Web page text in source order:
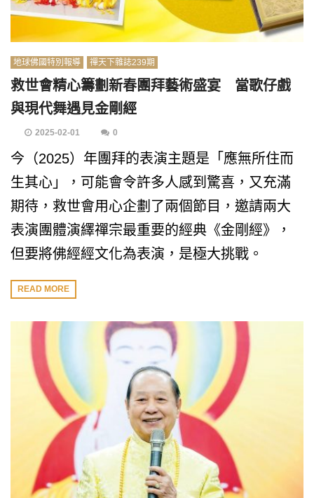
地球佛國特別報導 禪天下雜誌239期
救世會精心籌劃新春團拜藝術盛宴 當歌仔戲
與現代舞遇見金剛經
2025-02-01 0
今（2025）年團拜的表演主題是「應無所住而
生其心」，可能會令許多人感到驚喜，又充滿
期待，救世會用心企劃了兩個節目，邀請兩大
表演團體演繹禪宗最重要的經典《金剛經》，
但要將佛經經文化為表演，是極大挑戰。
READ MORE